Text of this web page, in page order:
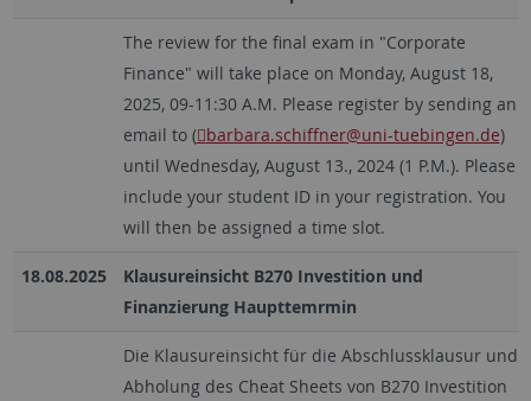
The review for the final exam in "Corporate
Finance" will take place on Monday, August 18,
2025, 09-11:30 A.M. Please register by sending an
email to ( barbara.schiffner@uni-tuebingen.de)
until Wednesday, August 13., 2024 (1 P.M.). Please
include your student ID in your registration. You
will then be assigned a time slot.
18.08.2025
Klausureinsicht B270 Investition und
Finanzierung Haupttemrmin
Die Klausureinsicht für die Abschlussklausur und
Abholung des Cheat Sheets von B270 Investition